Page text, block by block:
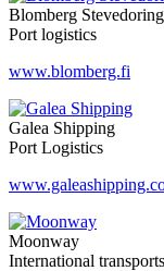
Blomberg Stevedoring
Port logistics
www.blomberg.fi
Galea Shipping
Port Logistics
Moonway
International transports